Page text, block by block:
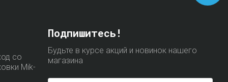
со
Mik-
Подпишитесь!
Будьте в курсе акций и новинок нашего
магазина